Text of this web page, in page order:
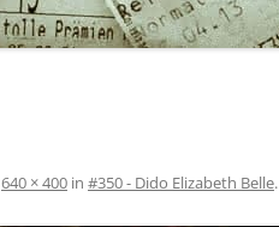
640 × 400 in #350 - Dido Elizabeth Belle.